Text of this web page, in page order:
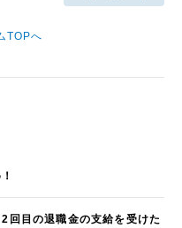
TOPへ
回目の退職金の支給を受けた